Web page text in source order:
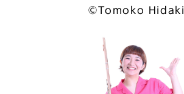
©︎Tomoko Hidaki